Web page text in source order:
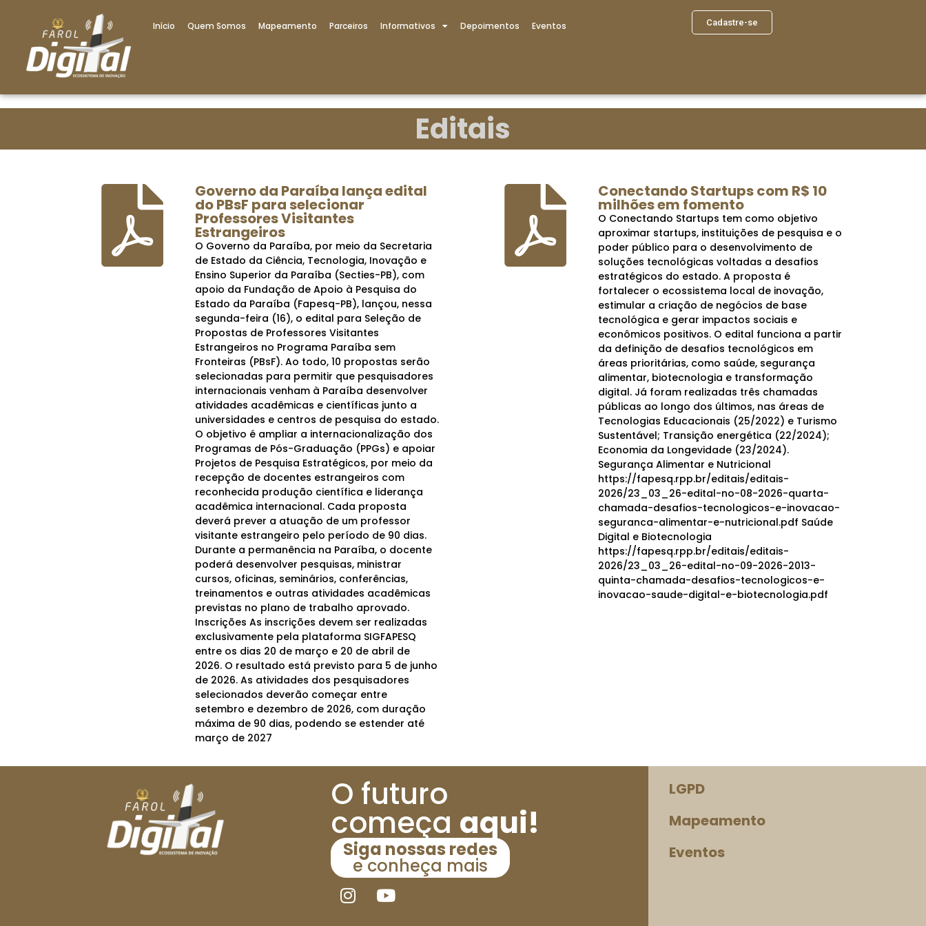
Início Quem Somos Mapeamento Parceiros Informativos Depoimentos Eventos Cadastre-se
Editais
Governo da Paraíba lança edital
do PBsF para selecionar
Professores Visitantes
Estrangeiros
O Governo da Paraíba, por meio da Secretaria
de Estado da Ciência, Tecnologia, Inovação e
Ensino Superior da Paraíba (Secties-PB), com
apoio da Fundação de Apoio à Pesquisa do
Estado da Paraíba (Fapesq-PB), lançou, nessa
segunda-feira (16), o edital para Seleção de
Propostas de Professores Visitantes
Estrangeiros no Programa Paraíba sem
Fronteiras (PBsF). Ao todo, 10 propostas serão
selecionadas para permitir que pesquisadores
internacionais venham à Paraíba desenvolver
atividades acadêmicas e científicas junto a
universidades e centros de pesquisa do estado.
O objetivo é ampliar a internacionalização dos
Programas de Pós-Graduação (PPGs) e apoiar
Projetos de Pesquisa Estratégicos, por meio da
recepção de docentes estrangeiros com
reconhecida produção científica e liderança
acadêmica internacional. Cada proposta
deverá prever a atuação de um professor
visitante estrangeiro pelo período de 90 dias.
Durante a permanência na Paraíba, o docente
poderá desenvolver pesquisas, ministrar
cursos, oficinas, seminários, conferências,
treinamentos e outras atividades acadêmicas
previstas no plano de trabalho aprovado.
Inscrições As inscrições devem ser realizadas
exclusivamente pela plataforma SIGFAPESQ
entre os dias 20 de março e 20 de abril de
2026. O resultado está previsto para 5 de junho
de 2026. As atividades dos pesquisadores
selecionados deverão começar entre
setembro e dezembro de 2026, com duração
máxima de 90 dias, podendo se estender até
março de 2027
Conectando Startups com R$ 10
milhões em fomento
O Conectando Startups tem como objetivo
aproximar startups, instituições de pesquisa e o
poder público para o desenvolvimento de
soluções tecnológicas voltadas a desafios
estratégicos do estado. A proposta é
fortalecer o ecossistema local de inovação,
estimular a criação de negócios de base
tecnológica e gerar impactos sociais e
econômicos positivos. O edital funciona a partir
da definição de desafios tecnológicos em
áreas prioritárias, como saúde, segurança
alimentar, biotecnologia e transformação
digital. Já foram realizadas três chamadas
públicas ao longo dos últimos, nas áreas de
Tecnologias Educacionais (25/2022) e Turismo
Sustentável; Transição energética (22/2024);
Economia da Longevidade (23/2024).
Segurança Alimentar e Nutricional
https://fapesq.rpp.br/editais/editais-
2026/23_03_26-edital-no-08-2026-quarta-
chamada-desafios-tecnologicos-e-inovacao-
seguranca-alimentar-e-nutricional.pdf Saúde
Digital e Biotecnologia
https://fapesq.rpp.br/editais/editais-
2026/23_03_26-edital-no-09-2026-2013-
quinta-chamada-desafios-tecnologicos-e-
inovacao-saude-digital-e-biotecnologia.pdf
O futuro
começa aqui!
Siga nossas redes
e conheça mais
LGPD
Mapeamento
Eventos